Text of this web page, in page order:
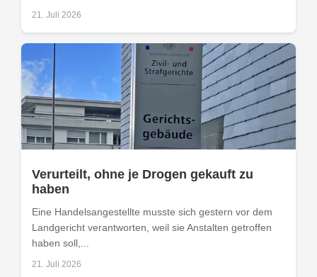
21. Juli 2026
Verurteilt, ohne je Drogen gekauft zu
haben
Eine Handelsangestellte musste sich gestern vor dem
Landgericht verantworten, weil sie Anstalten getroffen
haben soll,...
21. Juli 2026